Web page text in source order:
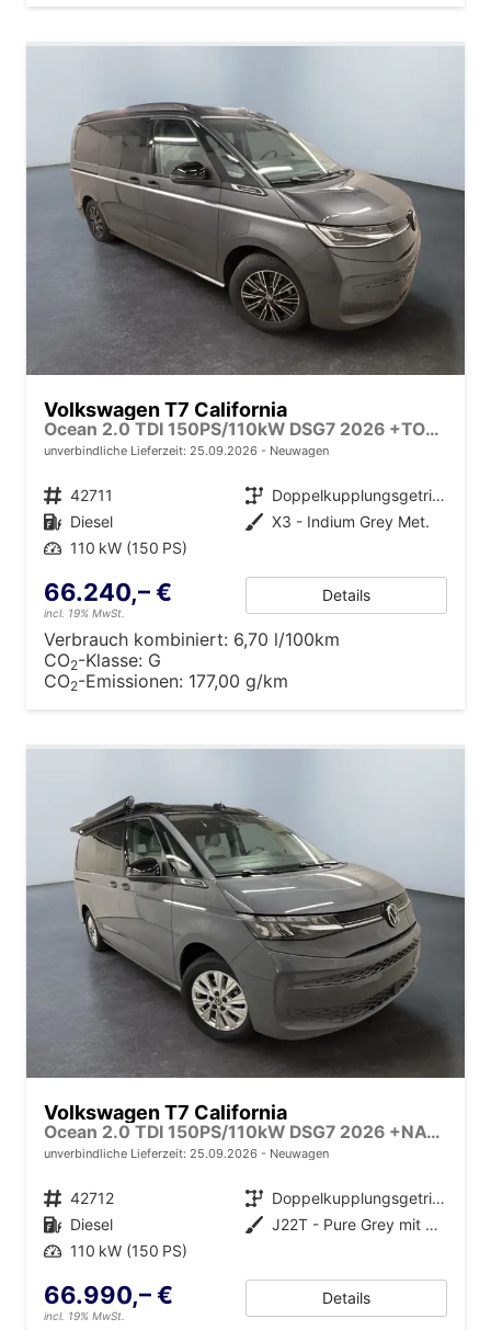
Volkswagen T7 California
Ocean 2.0 TDI 150PS/110kW DSG7 2026 +TOP & PARK PAKET+18" ALU+AHK+TRAVEL ASSIST+EL- HEBEDACH, BASALT GRAU+CAMPINGAUSBAU
unverbindliche Lieferzeit: 25.09.2026 Neuwagen
Fahrzeugnr. 42711 Getriebe
Doppelkupplungsgetriebe (DSG)
Kraftstoff Diesel Außenfarbe X3 - Indium Grey Met.
Leistung 110 kW (150 PS)
66.240,– €
incl. 19% MwSt.
Details
Verbrauch kombiniert: 6,70 l/100km
CO2-Klasse: G
CO2-Emissionen: 177,00 g/km
Volkswagen T7 California
Ocean 2.0 TDI 150PS/110kW DSG7 2026 +NAVI DISCOVER PRO+FRONTSCHEIBE BEHEIZBAR+TOP & PARK PAKET+18" ALU+AHK+TRAVEL ASSIST+EL- HEBEDACH, BASALT GRAU+CAMPINGAUSBAU
unverbindliche Lieferzeit: 25.09.2026 Neuwagen
Fahrzeugnr. 42712 Getriebe
Doppelkupplungsgetriebe (DSG)
Kraftstoff Diesel Außenfarbe
J22T - Pure Grey mit Dach in Schwarz
Leistung 110 kW (150 PS)
66.990,– €
incl. 19% MwSt.
Details